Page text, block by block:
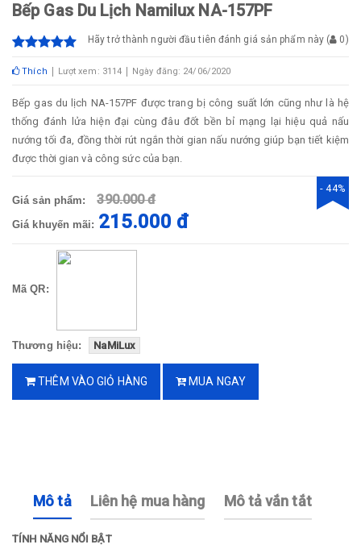
Bếp Gas Du Lịch Namilux NA-157PF
Hãy trở thành người đầu tiên đánh giá sản phẩm này ( 0)
Thích Lượt xem: 3114 Ngày đăng: 24/06/2020
Bếp gas du lịch NA-157PF được trang bị công suất lớn cũng như là hệ
thống đánh lửa hiện đại cùng đâu đốt bền bỉ mạng lại hiệu quả nấu
nướng tối đa, đồng thời rút ngắn thời gian nấu nướng giúp bạn tiết kiệm
được thời gian và công sức của bạn.
Giá sản phẩm: 390.000 đ
Giá khuyến mãi: 215.000 đ
- 44%
Mã QR:
Thương hiệu: NaMiLux
THÊM VÀO GIỎ HÀNG MUA NGAY
Mô tả Liên hệ mua hàng Mô tả vắn tắt
TÍNH NĂNG NỔI BẬT